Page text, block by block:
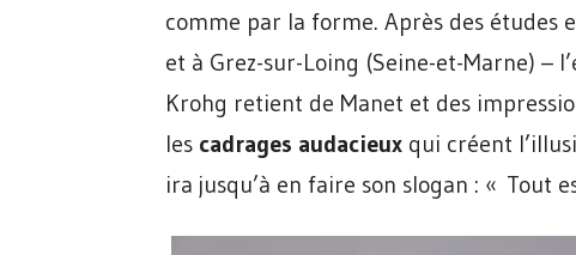
comme par la forme. Après des études
et à Grez-sur-Loing (Seine-et-Marne) –
Krohg retient de Manet et des
les cadrages audacieux qui créent
ira jusqu’à en faire son slogan : « Tout